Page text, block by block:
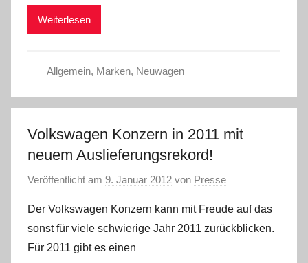
Weiterlesen
Allgemein, Marken, Neuwagen
Volkswagen Konzern in 2011 mit
neuem Auslieferungsrekord!
Veröffentlicht am 9. Januar 2012 von Presse
Der Volkswagen Konzern kann mit Freude auf das
sonst für viele schwierige Jahr 2011 zurückblicken.
Für 2011 gibt es einen